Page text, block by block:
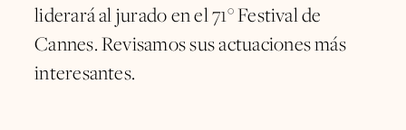
liderará al jurado en el 71° Festival de
Cannes. Revisamos sus actuaciones más
interesantes.